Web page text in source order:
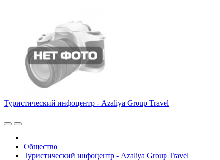
Туристический инфоцентр - Azaliya Group Travel
Общество
Туристический инфоцентр - Azaliya Group Travel